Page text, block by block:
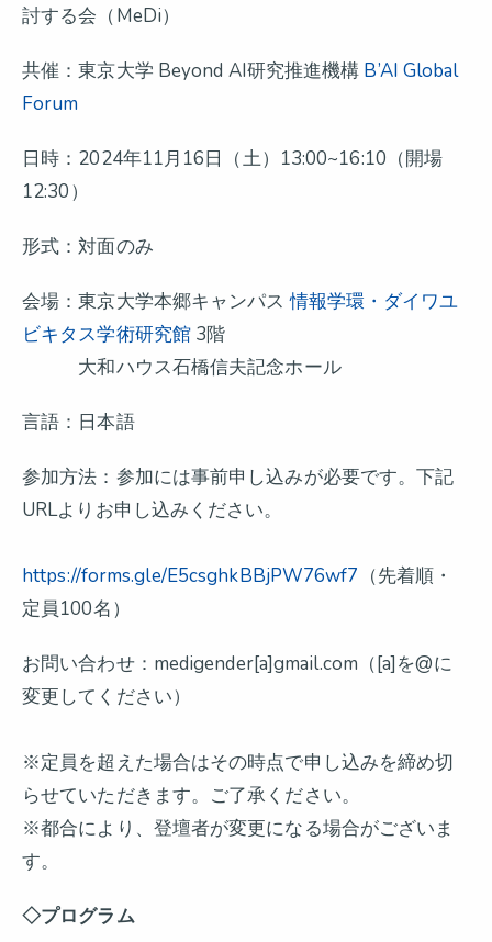
討する会（MeDi）
共催：東京大学 Beyond AI研究推進機構 B’AI Global
Forum
日時：2024年11月16日（土）13:00~16:10（開場
12:30）
形式：対面のみ
会場：東京大学本郷キャンパス情報学環・ダイワユ
ビキタス学術研究館3階
大和ハウス石橋信夫記念ホール
言語：日本語
参加方法：参加には事前申し込みが必要です。下記
URLよりお申し込みください。
https://forms.gle/E5csghkBBjPW76wf7 （先着順・
定員100名）
お問い合わせ：medigender[a]gmail.com（[a]を@に
変更してください）
※定員を超えた場合はその時点で申し込みを締め切
らせていただきます。ご了承ください。
※都合により、登壇者が変更になる場合がございま
す。
◇プログラム